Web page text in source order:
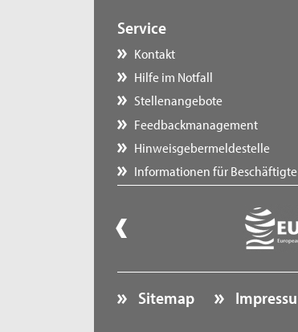
Service
Kontakt
Hilfe im Notfall
Stellenangebote
Feedbackmanagement
Hinweisgebermeldestelle
Informationen für Beschäftigte
Sitemap